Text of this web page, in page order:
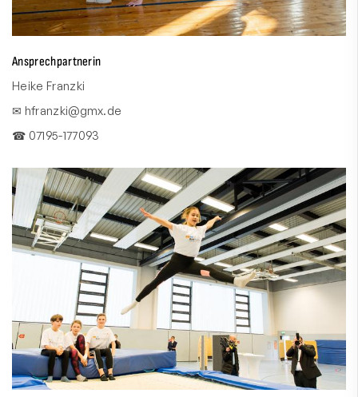
Ansprechpartnerin
Heike Franzki
✉ hfranzki@gmx.de
☎ 07195-177093